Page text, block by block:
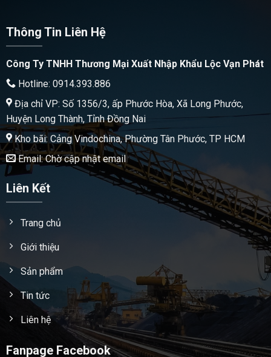
Thông Tin Liên Hệ
Công Ty TNHH Thương Mại Xuất Nhập Khẩu Lộc Vạn Phát
Hotline: 0914.393.886
Địa chỉ VP: Số 1356/3, ấp Phước Hòa, Xã Long Phước,
Huyện Long Thành, Tỉnh Đồng Nai
Kho bãi: Cảng Vindochina, Phường Tân Phước, TP HCM
Email: Chờ cập nhật email
Liên Kết
Trang chủ
Giới thiệu
Sản phẩm
Tin tức
Liên hệ
Fanpage Facebook